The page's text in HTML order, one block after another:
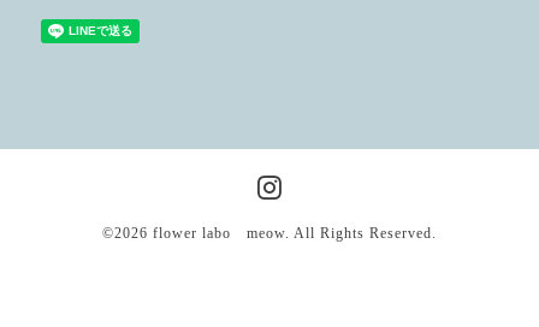
©2026 flower labo meow. All Rights Reserved.